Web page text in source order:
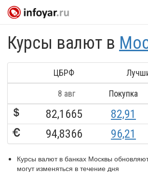
Курсы валют в
ЦБРФ
8 авг Покупка
82,1665 82,91
94,8366
96,21
Курсы валют в банках Москвы
могут изменяться в течение дня